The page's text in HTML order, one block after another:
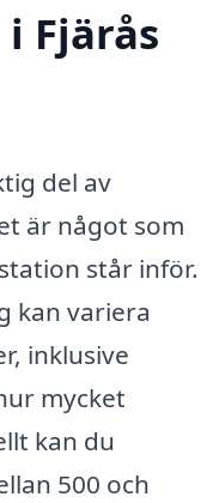
Fjärås
del av
är något som
står inför.
kan variera
inklusive
mycket
kan du
500 och